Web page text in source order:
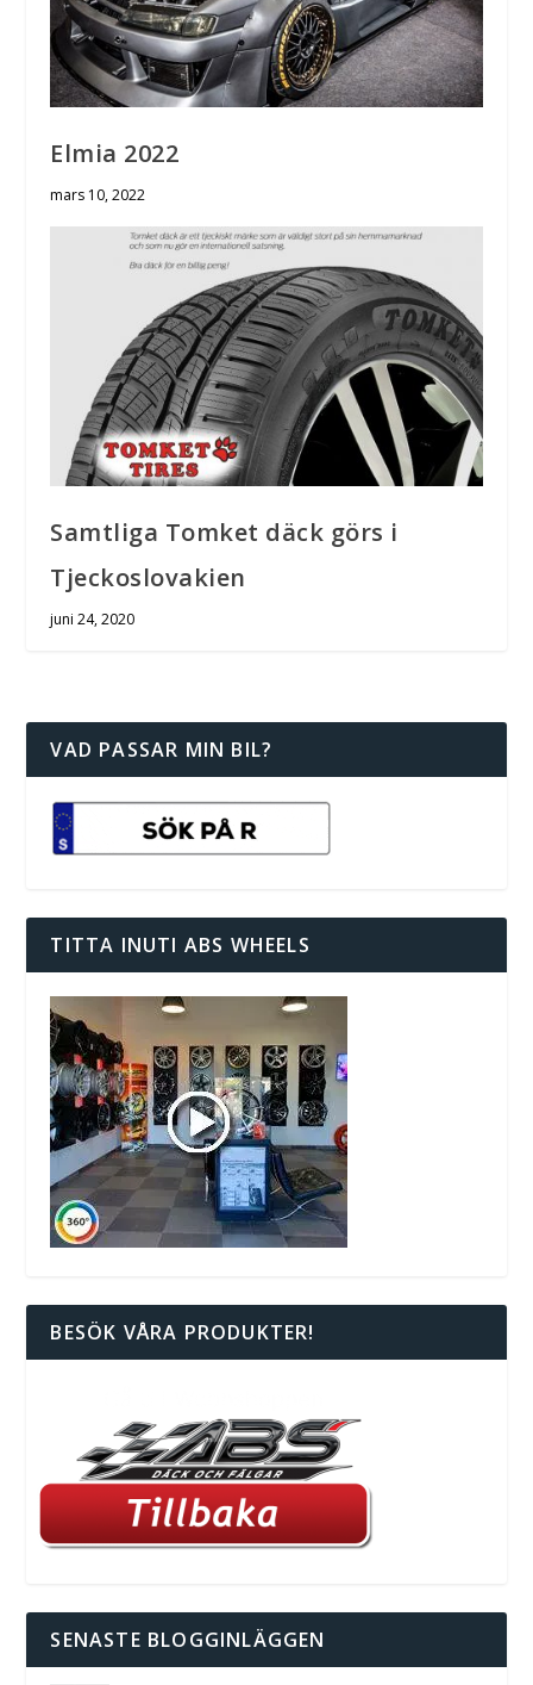
Elmia 2022
mars 10, 2022
Samtliga Tomket däck görs i
Tjeckoslovakien
juni 24, 2020
VAD PASSAR MIN BIL?
TITTA INUTI ABS WHEELS
BESÖK VÅRA PRODUKTER!
SENASTE BLOGGINLÄGGEN